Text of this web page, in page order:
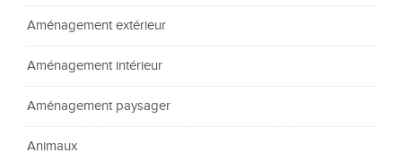
Aménagement extérieur
Aménagement intérieur
Aménagement paysager
Animaux